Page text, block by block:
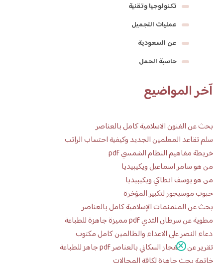
تكنولوجيا وتقنية
عمليات التجميل
عن السعودية
حاسبة الحمل
آخر المواضيع
بحث عن الفنون الاسلامية كامل بالعناصر
سلم تقاعد المعلمين الجديد وكيفية احتساب الراتب
خريطة مفاهيم النظام الشمسي pdf
من هو سامر اسماعيل ويكيبيديا
من هو يوسف انطاكي ويكيبيديا
حبوب موسيجور لتكبير المؤخرة
بحث عن المنمنمات الإسلامية كامل بالعناصر
مطوية عن سرطان الثدي pdf مميزة جاهزة للطباعة
دعاء النصر على الاعداء والظالمين كامل مكتوب
تقرير عن الانفجار السكاني بالعناصر pdf جاهز للطباعة